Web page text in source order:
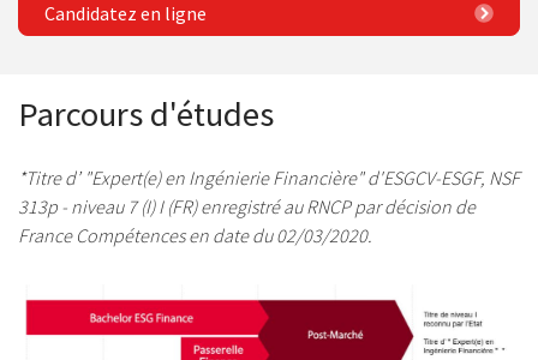
Candidatez en ligne
Parcours d'études
*Titre d’ "Expert(e) en Ingénierie Financière" d'ESGCV-ESGF, NSF
313p - niveau 7 (I) I (FR) enregistré au RNCP par décision de
France Compétences en date du 02/03/2020.